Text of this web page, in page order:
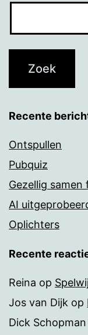
Recente
Ontspullen
Pubquiz
Gezellig samen
AI
Oplichters
Recente
Reina op
Jos van Dijk op
Dick Schopman